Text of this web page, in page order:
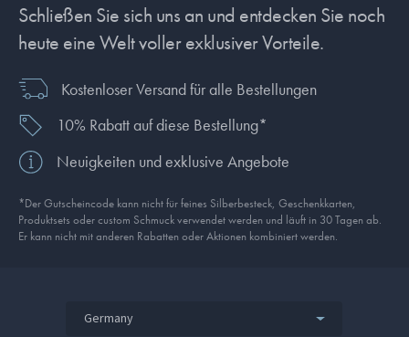
Schließen Sie sich uns an und entdecken Sie noch
heute eine Welt voller exklusiver Vorteile.
Kostenloser Versand für alle Bestellungen
10% Rabatt auf diese Bestellung*
Neuigkeiten und exklusive Angebote
*Der Gutscheincode kann nicht für feines Silberbesteck, Geschenkkarten,
Produkt­sets oder custom Schmuck verwendet werden und läuft in 30 Tagen ab.
Er kann nicht mit anderen Rabatten oder Aktionen kombiniert werden.
Germany